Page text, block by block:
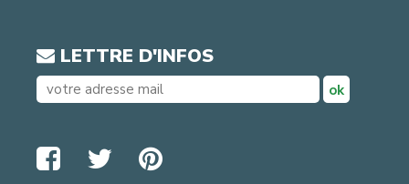
LETTRE D'INFOS